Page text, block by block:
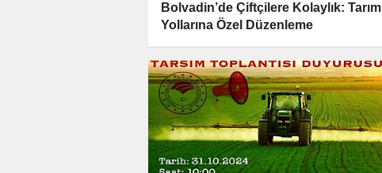
Bolvadin’de Çiftçilere Kolaylık: Tarım
Yollarına Özel Düzenleme